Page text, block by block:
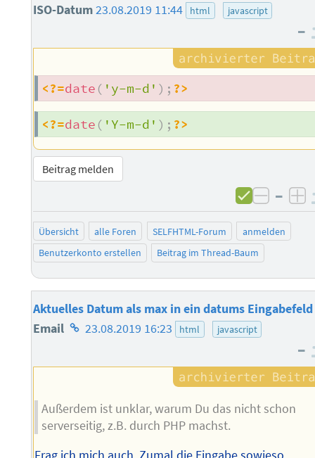
ISO-Datum23.08.2019 11:44 html javascript
–
<?=date ( 'y-m-d' ) ; ?>
<?=date ( 'Y-m-d' ) ; ?>
Beitrag melden
–
Übersicht alle Foren SELFHTML-Forum
anmelden
Benutzerkonto erstellen
Beitrag im Thread-Baum
Aktuelles Datum als max in ein datums Eingabefeld
Email Homepage
Autors
23.08.2019 16:23 html javascript
–
Außerdem ist unklar, warum Du das nicht schon
serverseitig, z.B. durch PHP machst.